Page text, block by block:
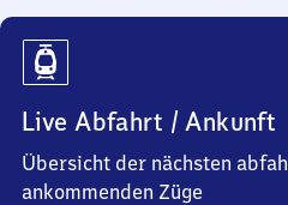
Reiseinfos
Live Abfahrt / Ankunft
Übersicht der nächsten
ankommenden Züge